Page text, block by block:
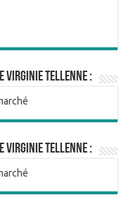
Virginie Tellenne :
Virginie Tellenne :